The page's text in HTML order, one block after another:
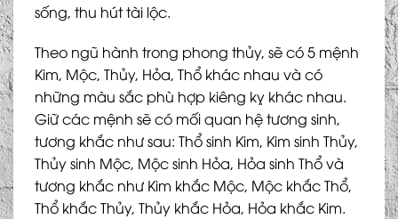
sống, thu hút tài lộc.
Theo ngũ hành trong phong thủy, sẽ có 5 mệnh
Kim, Mộc, Thủy, Hỏa, Thổ khác nhau và có
những màu sắc phù hợp kiêng kỵ khác nhau.
Giữ các mệnh sẽ có mối quan hệ tương sinh,
tương khắc như sau: Thổ sinh Kim, Kim sinh Thủy,
Thủy sinh Mộc, Mộc sinh Hỏa, Hỏa sinh Thổ và
tương khắc như Kim khắc Mộc, Mộc khắc Thổ,
Thổ khắc Thủy, Thủy khắc Hỏa, Hỏa khắc Kim.